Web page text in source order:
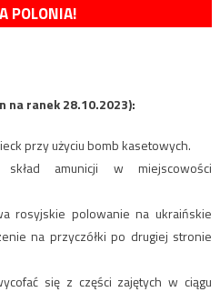
POLONIA!
na ranek 28.10.2023):
przy użyciu bomb kasetowych.
amunicji w miejscowości
rosyjskie polowanie na ukraińskie
na przyczółki po drugiej stronie
się z części zajętych w ciągu